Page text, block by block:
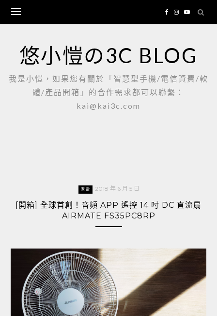
content
悠小愷の3C BLOG
我是小愷，如果您有關於「智慧型手機/電信資費/軟
體/產品開箱」的合作需求都可以聯繫：
kai@kai3c.com
家電 2018 年 6 月 5 日
[開箱] 全球首創！音頻 APP 遙控 14 吋 DC 直流扇
AIRMATE FS35PC8RP